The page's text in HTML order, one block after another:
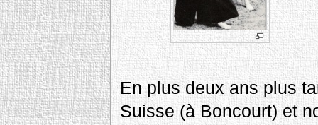
En plus deux ans plus
Suisse (à Boncourt) et